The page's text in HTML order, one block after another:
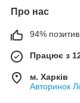
Про нас
94%
Працює з
м. Харків
Авторинок